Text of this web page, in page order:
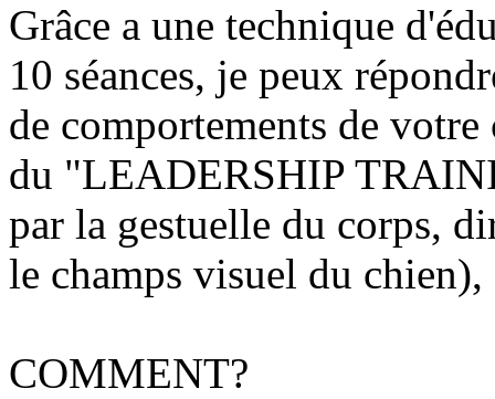
Grâce a une technique
10 séances, je peux
de comportements de
du "LEADERSHIP
par la gestuelle du corps,
le champs visuel du chien),
COMMENT?